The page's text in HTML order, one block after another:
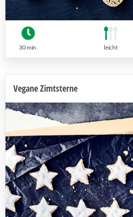
30 min. leicht
Vegane Zimtsterne